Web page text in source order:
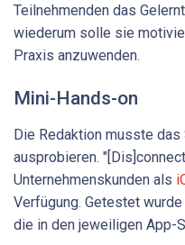
Teilnehmenden das
wiederum solle sie
Praxis anzuwenden.
Mini-Hands-on
Die Redaktion musste
ausprobieren.
Unternehmenskunden als
Verfügung. Getestet
die in den jeweiligen App-